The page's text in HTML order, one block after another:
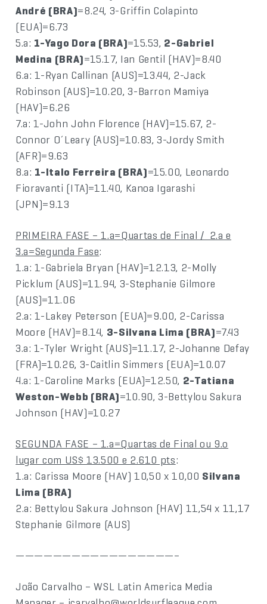
André (BRA)=8.24, 3-Griffin Colapinto
(EUA)=6.73
5.a: 1-Yago Dora (BRA)=15.53, 2-Gabriel
Medina (BRA)=15.17, Ian Gentil (HAV)=8.40
6.a: 1-Ryan Callinan (AUS)=13.44, 2-Jack
Robinson (AUS)=10.20, 3-Barron Mamiya
(HAV)=6.26
7.a: 1-John John Florence (HAV)=15.67, 2-
Connor O´Leary (AUS)=10.83, 3-Jordy Smith
(AFR)=9.63
8.a: 1-Italo Ferreira (BRA)=15.00, Leonardo
Fioravanti (ITA)=11.40, Kanoa Igarashi
(JPN)=9.13
PRIMEIRA FASE – 1.a=Quartas de Final / 2.a e
3.a=Segunda Fase:
1.a: 1-Gabriela Bryan (HAV)=12.13, 2-Molly
Picklum (AUS)=11.94, 3-Stephanie Gilmore
(AUS)=11.06
2.a: 1-Lakey Peterson (EUA)=9.00, 2-Carissa
Moore (HAV)=8.14, 3-Silvana Lima (BRA)=7.43
3.a: 1-Tyler Wright (AUS)=11.17, 2-Johanne Defay
(FRA)=10.26, 3-Caitlin Simmers (EUA)=10.07
4.a: 1-Caroline Marks (EUA)=12.50, 2-Tatiana
Weston-Webb (BRA)=10.90, 3-Bettylou Sakura
Johnson (HAV)=10.27
SEGUNDA FASE – 1.a=Quartas de Final ou 9.o
lugar com US$ 13.500 e 2.610 pts:
1.a: Carissa Moore (HAV) 10,50 x 10,00 Silvana
Lima (BRA)
2.a: Bettylou Sakura Johnson (HAV) 11,54 x 11,17
Stephanie Gilmore (AUS)
—————————————————–
João Carvalho – WSL Latin America Media